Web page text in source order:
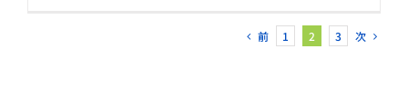
前 1 2 3 次